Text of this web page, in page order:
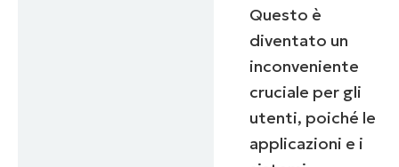
Questo è
diventato un
inconveniente
cruciale per gli
utenti, poiché le
applicazioni e i